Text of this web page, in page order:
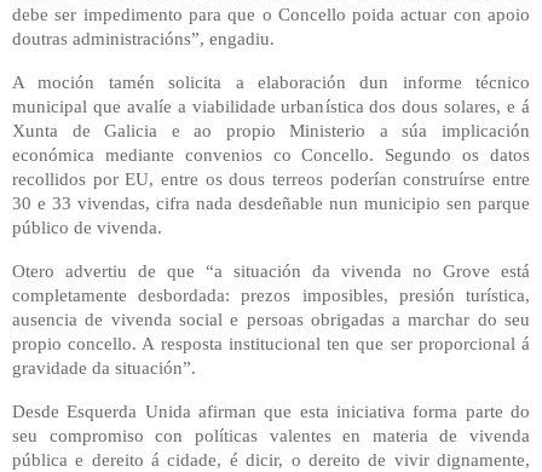
debe ser impedimento para que o Concello poida actuar con apoio
doutras administracións”, engadiu.
A moción tamén solicita a elaboración dun informe técnico
municipal que avalíe a viabilidade urbanística dos dous solares, e á
Xunta de Galicia e ao propio Ministerio a súa implicación
económica mediante convenios co Concello. Segundo os datos
recollidos por EU, entre os dous terreos poderían construírse entre
30 e 33 vivendas, cifra nada desdeñable nun municipio sen parque
público de vivenda.
Otero advertiu de que “a situación da vivenda no Grove está
completamente desbordada: prezos imposibles, presión turística,
ausencia de vivenda social e persoas obrigadas a marchar do seu
propio concello. A resposta institucional ten que ser proporcional á
gravidade da situación”.
Desde Esquerda Unida afirman que esta iniciativa forma parte do
seu compromiso con políticas valentes en materia de vivenda
pública e dereito á cidade, é dicir, o dereito de vivir dignamente,